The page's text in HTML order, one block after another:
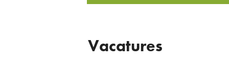
Vacatures